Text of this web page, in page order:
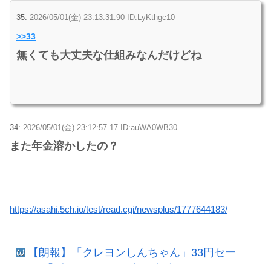
35: 2026/05/01(金) 23:13:31.90 ID:LyKthgc10
>>33
無くても大丈夫な仕組みなんだけどね
34: 2026/05/01(金) 23:12:57.17 ID:auWA0WB30
また年金溶かしたの？
https://asahi.5ch.io/test/read.cgi/newsplus/1777644183/
【朗報】「クレヨンしんちゃん」33円セー